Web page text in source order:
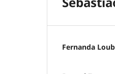
Fernanda